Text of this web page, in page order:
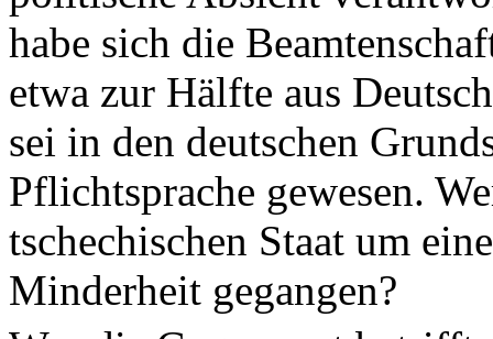
habe sich die
etwa zur Hälfte aus
sei in den deutschen
Pflichtsprache gewesen.
tschechischen Staat um
Minderheit gegangen?